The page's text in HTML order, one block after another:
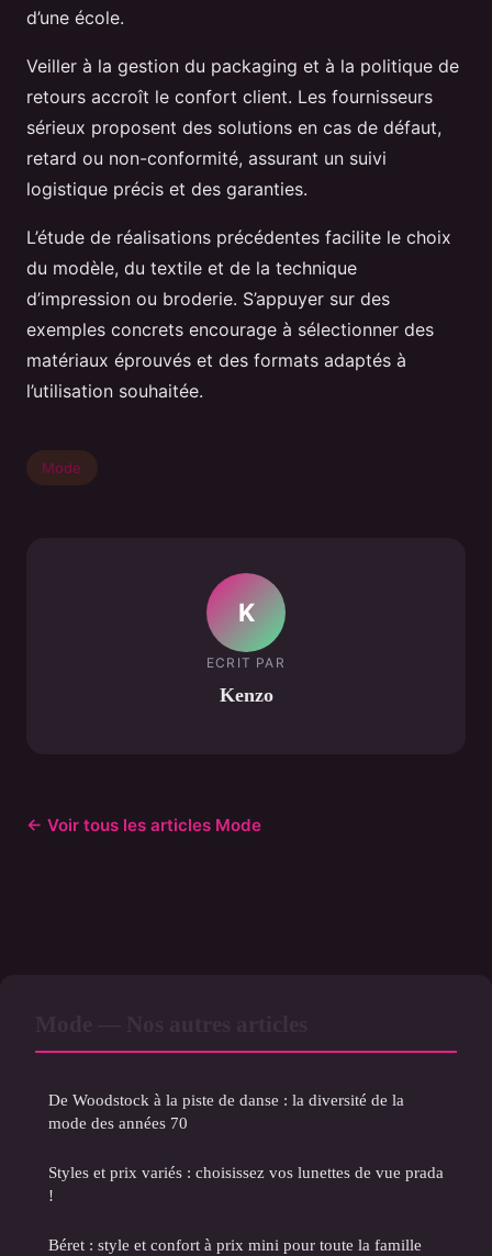
d’une école.
Veiller à la gestion du packaging et à la politique de
retours accroît le confort client. Les fournisseurs
sérieux proposent des solutions en cas de défaut,
retard ou non-conformité, assurant un suivi
logistique précis et des garanties.
L’étude de réalisations précédentes facilite le choix
du modèle, du textile et de la technique
d’impression ou broderie. S’appuyer sur des
exemples concrets encourage à sélectionner des
matériaux éprouvés et des formats adaptés à
l’utilisation souhaitée.
Mode
K
ECRIT PAR
Kenzo
← Voir tous les articles Mode
De Woodstock à la piste de danse : la diversité de la
mode des années 70
Styles et prix variés : choisissez vos lunettes de vue prada
!
Béret : style et confort à prix mini pour toute la famille